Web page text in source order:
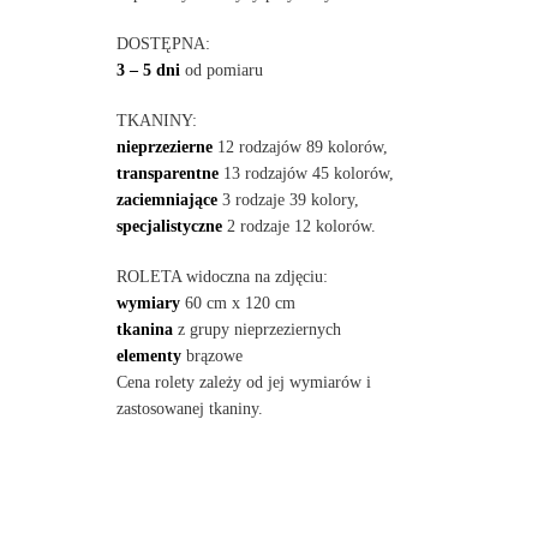
DOSTĘPNA:
3 – 5 dni od pomiaru
TKANINY:
nieprzezierne12 rodzajów 89 kolorów,
transparentne13 rodzajów 45 kolorów,
zaciemniające3 rodzaje 39 kolory,
specjalistyczne2 rodzaje 12 kolorów.
ROLETA widoczna na zdjęciu:
wymiary60 cm x 120 cm
tkaninaz grupy nieprzeziernych
elementybrązowe
Cena rolety zależy od jej wymiarów i
zastosowanej tkaniny.